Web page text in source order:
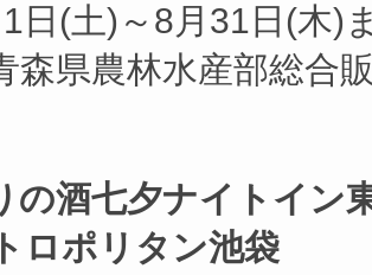
日(土)～8月31日(木)
森県農林水産部総合
の酒七夕ナイトイン
ロポリタン池袋